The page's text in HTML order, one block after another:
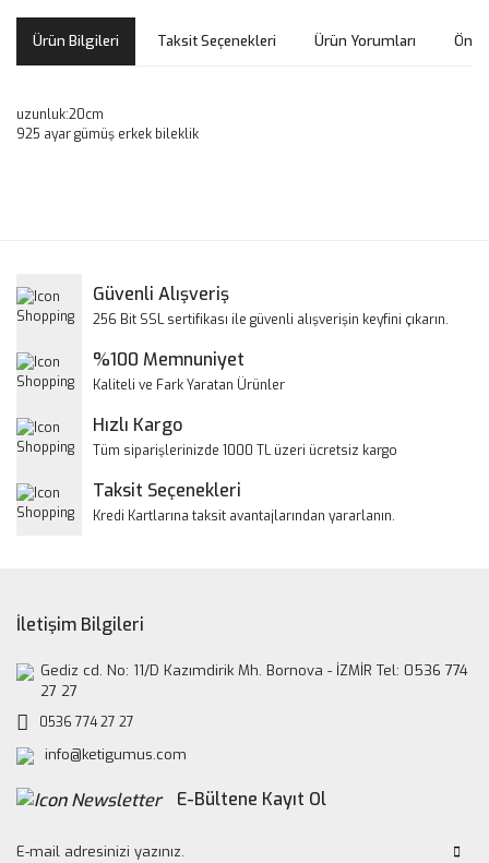
Ürün Bilgileri Taksit Seçenekleri Ürün Yorumları
uzunluk:20cm
925 ayar gümüş erkek bileklik
Yorum Yaz
Ürün resmi kalitesiz, bozuk veya görüntülenemiyor.
Ürün bilgilerinde hatalar bulunuyor.
Bu ürüne benzer farklı alternatifler olmalı.
Güvenli Alışveriş
256 Bit SSL sertifikası ile güvenli alışverişin keyfini çıkarın.
%100 Memnuniyet
Kaliteli ve Fark Yaratan Ürünler
Hızlı Kargo
Tüm siparişlerinizde 1000 TL üzeri ücretsiz kargo
Taksit Seçenekleri
Kredi Kartlarına taksit avantajlarından yararlanın.
İletişim Bilgileri
Gediz cd. No: 11/D Kazımdirik Mh. Bornova - İZMİR Tel: 0536 774
27 27
0536 774 27 27
info@ketigumus.com
E-Bültene Kayıt Ol